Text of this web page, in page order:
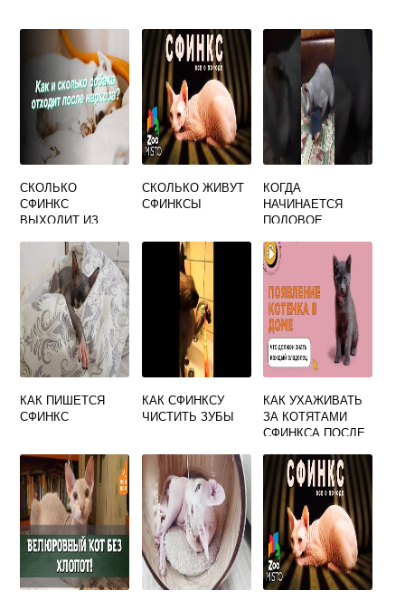
СКОЛЬКО
СФИНКС
ВЫХОДИТ ИЗ
СКОЛЬКО ЖИВУТ
СФИНКСЫ
КОГДА
НАЧИНАЕТСЯ
ПОЛОВОЕ
СФИНКСОВ
КАК ПИШЕТСЯ
СФИНКС
КАК СФИНКСУ
ЧИСТИТЬ ЗУБЫ
КАК УХАЖИВАТЬ
ЗА КОТЯТАМИ
СФИНКСА ПОСЛЕ